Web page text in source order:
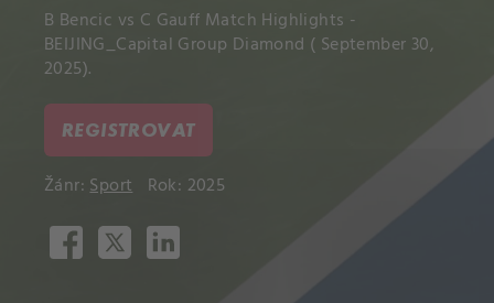
B Bencic vs C Gauff Match Highlights -
BEIJING_Capital Group Diamond ( September 30,
2025).
REGISTROVAT
Žánr:Sport Rok: 2025